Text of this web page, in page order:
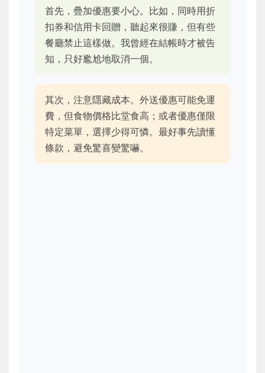
首先，疊加優惠要小心。比如，同時用折
扣券和信用卡回贈，聽起來很賺，但有些
餐廳禁止這樣做。我曾經在結帳時才被告
知，只好尷尬地取消一個。
其次，注意隱藏成本。外送優惠可能免運
費，但食物價格比堂食高；或者優惠僅限
特定菜單，選擇少得可憐。最好事先讀懂
條款，避免驚喜變驚嚇。